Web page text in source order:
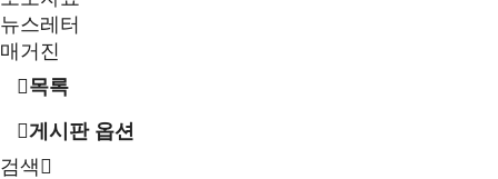
뉴스레터
매거진
목록
게시판 옵션
검색